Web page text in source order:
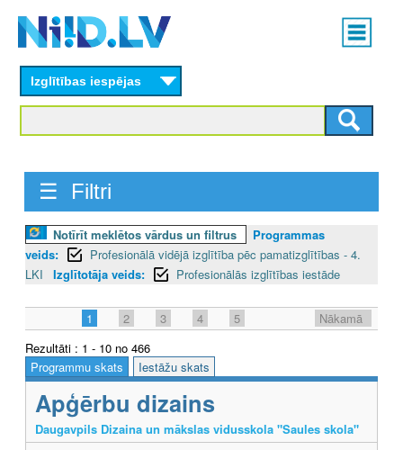
content
Main
menu
Izglītības iespējas
☰ Filtri
Notīrīt meklētos vārdus un filtrus
Programmas
veids:
Profesionālā vidējā izglītība pēc pamatizglītības - 4.
LKI
Izglītotāja veids: Profesionālās izglītības iestāde
1 2 3 4 5
Nākamā
Rezultāti : 1 - 10 no 466
Programmu skats
Iestāžu skats
Apģērbu dizains
Daugavpils Dizaina un mākslas vidusskola "Saules skola"